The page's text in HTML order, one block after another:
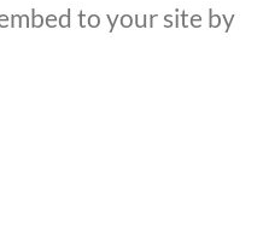
to your site by